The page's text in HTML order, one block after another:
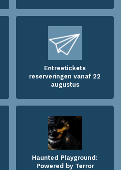
Entreetickets
reserveringen vanaf 22
augustus
Haunted Playground:
Powered by Terror